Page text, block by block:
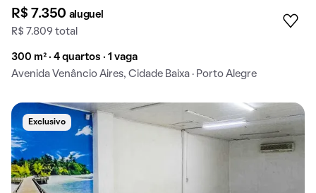
R$ 7.350 aluguel
R$ 7.809 total
300 m² · 4 quartos · 1 vaga
Avenida Venâncio Aires, Cidade Baixa · Porto Alegre
Exclusivo